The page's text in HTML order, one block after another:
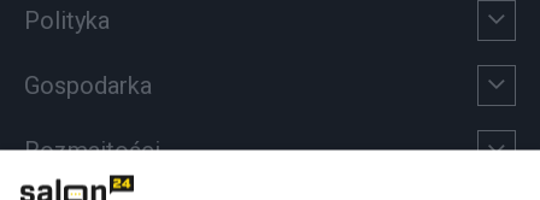
Polityka
Gospodarka
Rozmaitości